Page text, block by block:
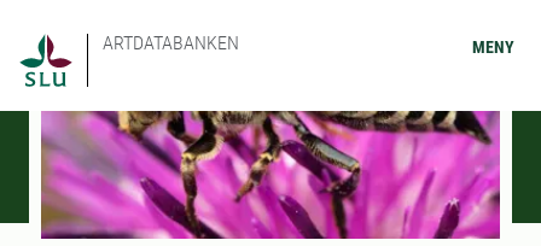
ARTDATABANKEN MENY